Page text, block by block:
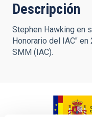
Descripción
Stephen Hawking en
Honorario del IAC"
SMM (IAC).